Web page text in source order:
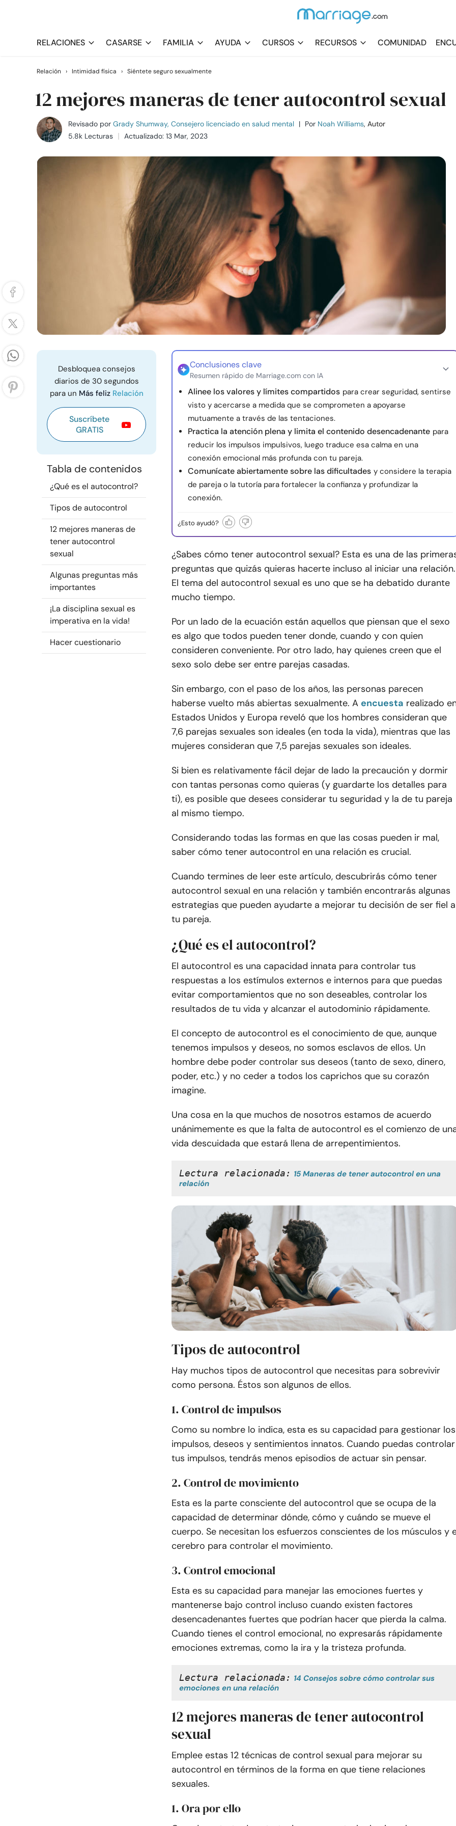
RELACIONES CASARSE FAMILIA AYUDA CURSOS RECURSOS COMUNIDAD
Relación › Intimidad física › Siéntete seguro sexualmente
12 mejores maneras de tener autocontrol sexual
Revisado por Grady Shumway, Consejero licenciado en salud mental | Por Noah Williams, Autor
5.8k Lecturas
Actualizado: 13 Mar, 2023
Desbloquea consejos
diarios de 30 segundos
para un Más feliz Relación
Suscríbete
GRATIS
Tabla de contenidos
¿Qué es el autocontrol?
Tipos de autocontrol
12 mejores maneras de
tener autocontrol
sexual
Algunas preguntas más
importantes
¡La disciplina sexual es
imperativa en la vida!
Hacer cuestionario
Conclusiones clave
Resumen rápido de Marriage.com con IA
Alinee los valores y límites compartidos para crear seguridad, sentirse
visto y acercarse a medida que se comprometen a apoyarse
mutuamente a través de las tentaciones.
Practica la atención plena y limita el contenido desencadenante para
reducir los impulsos impulsivos, luego traduce esa calma en una
conexión emocional más profunda con tu pareja.
Comunícate abiertamente sobre las dificultades y considere la terapia
de pareja o la tutoría para fortalecer la confianza y profundizar la
conexión.
¿Esto ayudó?
¿Sabes cómo tener autocontrol sexual? Esta es una de las
preguntas que quizás quieras hacerte incluso al iniciar una relación.
El tema del autocontrol sexual es uno que se ha debatido durante
mucho tiempo.
Por un lado de la ecuación están aquellos que piensan que el sexo
es algo que todos pueden tener donde, cuando y con quien
consideren conveniente. Por otro lado, hay quienes creen que el
sexo solo debe ser entre parejas casadas.
Sin embargo, con el paso de los años, las personas parecen
haberse vuelto más abiertas sexualmente. A encuesta realizado
Estados Unidos y Europa reveló que los hombres consideran que
7,6 parejas sexuales son ideales (en toda la vida), mientras que las
mujeres consideran que 7,5 parejas sexuales son ideales.
Si bien es relativamente fácil dejar de lado la precaución y dormir
con tantas personas como quieras (y guardarte los detalles para
ti), es posible que desees considerar tu seguridad y la de tu pareja
al mismo tiempo.
Considerando todas las formas en que las cosas pueden ir mal,
saber cómo tener autocontrol en una relación es crucial.
Cuando termines de leer este artículo, descubrirás cómo tener
autocontrol sexual en una relación y también encontrarás algunas
estrategias que pueden ayudarte a mejorar tu decisión de ser fiel a
tu pareja.
¿Qué es el autocontrol?
El autocontrol es una capacidad innata para controlar tus
respuestas a los estímulos externos e internos para que puedas
evitar comportamientos que no son deseables, controlar los
resultados de tu vida y alcanzar el autodominio rápidamente.
El concepto de autocontrol es el conocimiento de que, aunque
tenemos impulsos y deseos, no somos esclavos de ellos. Un
hombre debe poder controlar sus deseos (tanto de sexo, dinero,
poder, etc.) y no ceder a todos los caprichos que su corazón
imagine.
Una cosa en la que muchos de nosotros estamos de acuerdo
unánimemente es que la falta de autocontrol es el comienzo de
vida descuidada que estará llena de arrepentimientos.
Lectura relacionada: 15 Maneras de tener autocontrol en una
relación
Tipos de autocontrol
Hay muchos tipos de autocontrol que necesitas para sobrevivir
como persona. Éstos son algunos de ellos.
1. Control de impulsos
Como su nombre lo indica, esta es su capacidad para gestionar los
impulsos, deseos y sentimientos innatos. Cuando puedas controlar
tus impulsos, tendrás menos episodios de actuar sin pensar.
2. Control de movimiento
Esta es la parte consciente del autocontrol que se ocupa de la
capacidad de determinar dónde, cómo y cuándo se mueve el
cuerpo. Se necesitan los esfuerzos conscientes de los músculos y
cerebro para controlar el movimiento.
3. Control emocional
Esta es su capacidad para manejar las emociones fuertes y
mantenerse bajo control incluso cuando existen factores
desencadenantes fuertes que podrían hacer que pierda la calma.
Cuando tienes el control emocional, no expresarás rápidamente
emociones extremas, como la ira y la tristeza profunda.
Lectura relacionada: 14 Consejos sobre cómo controlar sus
emociones en una relación
12 mejores maneras de tener autocontrol
sexual
Emplee estas 12 técnicas de control sexual para mejorar su
autocontrol en términos de la forma en que tiene relaciones
sexuales.
1. Ora por ello